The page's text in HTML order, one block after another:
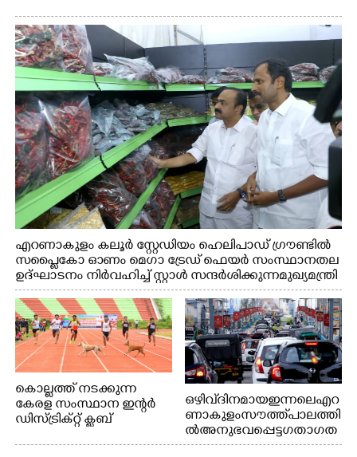
എറണാകുളം കലൂർ സ്റ്റേഡിയം ഹെലിപാഡ് ഗ്രൗണ്ടിൽ
സപ്ളൈകോ ഓണം മെഗാ ട്രേഡ് ഫെയർ സംസ്ഥാനതല
ഉദ്ഘാടനം നിർവഹിച്ച് സ്റ്റാൾ സന്ദർശിക്കുന്ന മുഖ്യമന്ത്രി
വി.ഡി. സതീശൻ. മന്ത്രി അനൂപ് ജേക്കബ് സമീപം
കൊല്ലത്ത് നടക്കുന്ന
കേരള സംസ്ഥാന ഇന്റർ
ഡിസ്ട്രിക്റ്റ് ക്ലബ്
ഒഴിവ് ദിനമായ ഇന്നലെ എറ
ണാകുളം സൗത്ത് പാലത്തി
ൽ അനുഭവപ്പെട്ട ഗതാഗത
ക്കുരുക്ക്